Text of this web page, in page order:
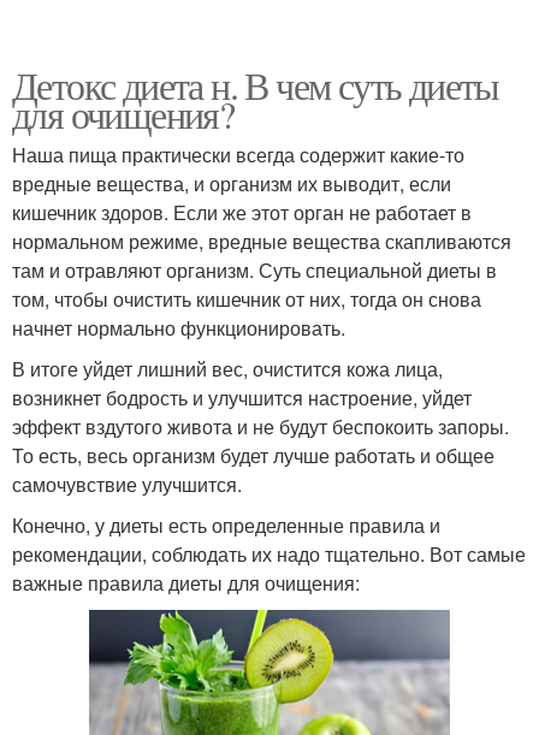
Детокс диета н. В чем суть диеты
для очищения?
Наша пища практически всегда содержит какие-то
вредные вещества, и организм их выводит, если
кишечник здоров. Если же этот орган не работает в
нормальном режиме, вредные вещества скапливаются
там и отравляют организм. Суть специальной диеты в
том, чтобы очистить кишечник от них, тогда он снова
начнет нормально функционировать.
В итоге уйдет лишний вес, очистится кожа лица,
возникнет бодрость и улучшится настроение, уйдет
эффект вздутого живота и не будут беспокоить запоры.
То есть, весь организм будет лучше работать и общее
самочувствие улучшится.
Конечно, у диеты есть определенные правила и
рекомендации, соблюдать их надо тщательно. Вот самые
важные правила диеты для очищения: